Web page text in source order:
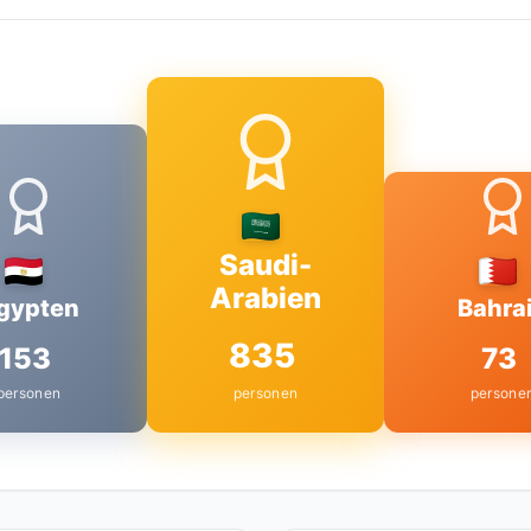
153
Saudi-
Arabien
835
personen
73